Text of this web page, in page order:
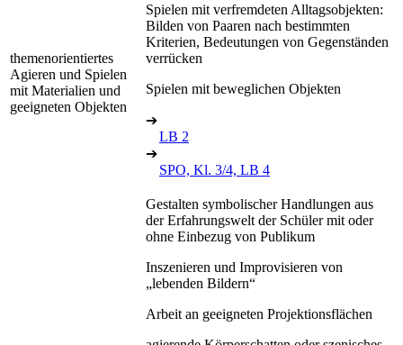
themenorientiertes
Agieren und Spielen
mit Materialien und
geeigneten Objekten
Spielen mit verfremdeten Alltagsobjekten:
Bilden von Paaren nach bestimmten
Kriterien, Bedeutungen von Gegenständen
verrücken
Spielen mit beweglichen Objekten
➔
LB 2
➔
SPO, Kl. 3/4, LB 4
Gestalten symbolischer Handlungen aus
der Erfahrungswelt der Schüler mit oder
ohne Einbezug von Publikum
Inszenieren und Improvisieren von
„lebenden Bildern“
Arbeit an geeigneten Projektionsflächen